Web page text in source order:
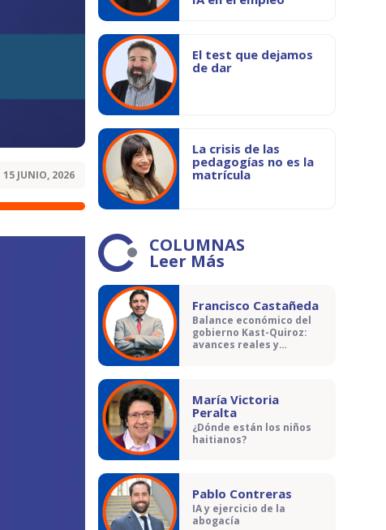
15 JUNIO, 2026
El test que dejamos
de dar
La crisis de las
pedagogías no es la
matrícula
COLUMNAS
Leer Más
Francisco Castañeda
Balance económico del
gobierno Kast-Quiroz:
avances reales y
María Victoria
Peralta
¿Dónde están los niños
haitianos?
Pablo Contreras
IA y ejercicio de la
abogacía